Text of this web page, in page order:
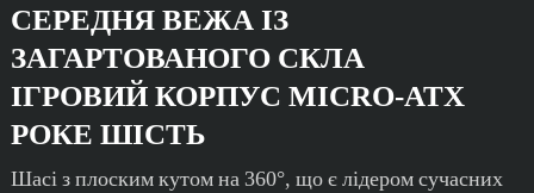
СЕРЕДНЯ ВЕЖА ІЗ
ЗАГАРТОВАНОГО СКЛА
ІГРОВИЙ КОРПУС MICRO-ATX
РОКЕ ШІСТЬ
Шасі з плоским кутом на 360°, що є лідером сучасних